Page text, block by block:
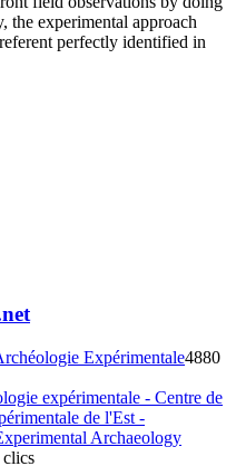
the experimental approach
perfectly identified in
Expérimentale4880
expérimentale - Centre de
de l'Est -
Archaeology